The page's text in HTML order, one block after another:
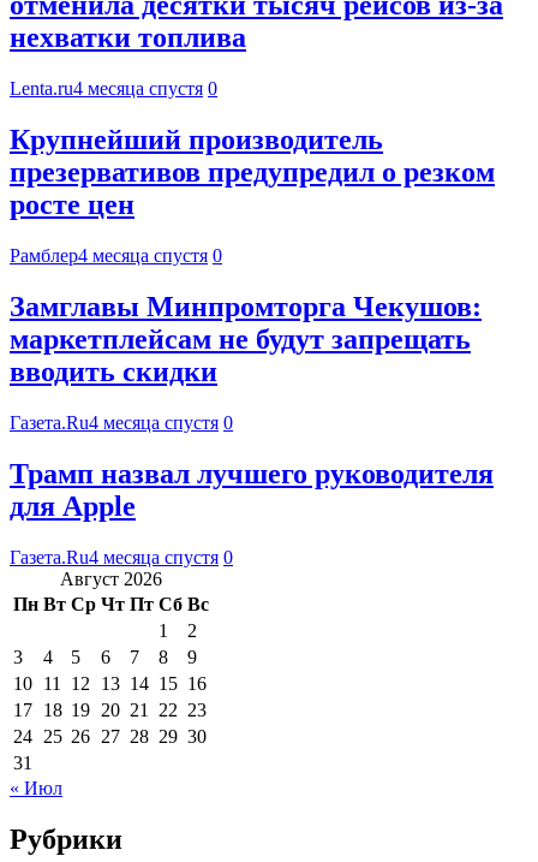
нехватки топлива
Lenta.ru4 месяца спустя 0
Крупнейший производитель
презервативов предупредил о резком
росте цен
Рамблер4 месяца спустя 0
Замглавы Минпромторга Чекушов:
маркетплейсам не будут запрещать
вводить скидки
Газета.Ru4 месяца спустя 0
Трамп назвал лучшего руководителя
для Apple
Газета.Ru4 месяца спустя 0
Август 2026
Пн Вт Ср Чт Пт Сб Вс
1
2
3
4 5 6 7 8
9
10 11 12 13 14 15 16
17 18 19 20 21 22 23
24 25 26 27 28 29 30
31
« Июл
Рубрики